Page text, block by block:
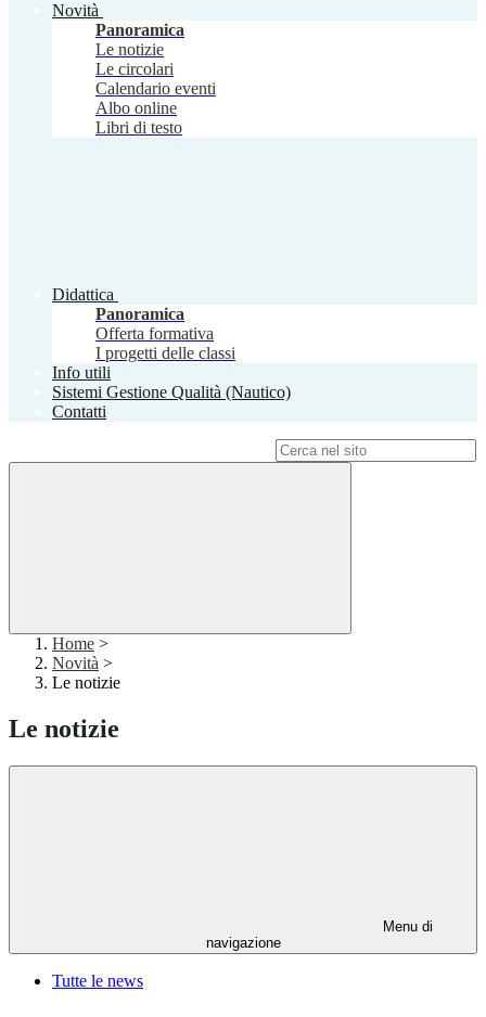
Novità
Panoramica
Le notizie
Le circolari
Calendario eventi
Albo online
Libri di testo
Didattica
Panoramica
Offerta formativa
I progetti delle classi
Info utili
Sistemi Gestione Qualità (Nautico)
Contatti
Home >
Novità >
Le notizie
Le notizie
Menu di
navigazione
Tutte le news